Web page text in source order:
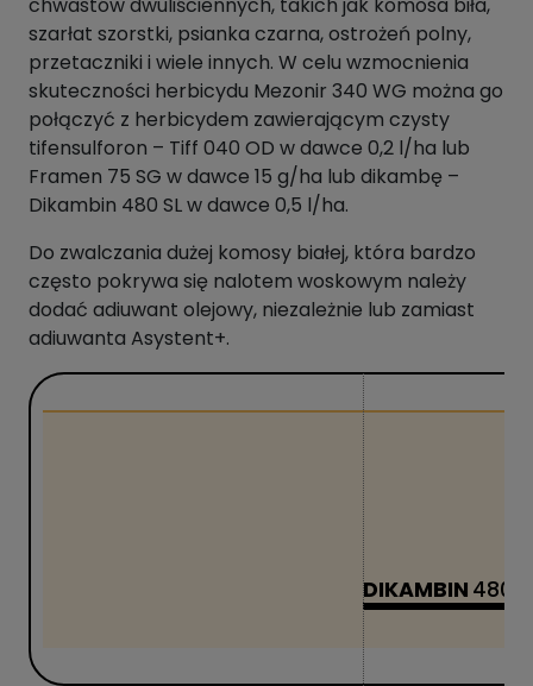
szarłat szorstki, psianka czarna, ostrożeń polny,
przetaczniki i wiele innych. W celu wzmocnienia
skuteczności herbicydu Mezonir 340 WG można go
połączyć z herbicydem zawierającym czysty
tifensulforon – Tiff 040 OD w dawce 0,2 l/ha lub
Framen 75 SG w dawce 15 g/ha lub dikambę –
Dikambin 480 SL w dawce 0,5 l/ha.
Do zwalczania dużej komosy białej, która bardzo
często pokrywa się nalotem woskowym należy
dodać adiuwant olejowy, niezależnie lub zamiast
adiuwanta Asystent+.
DIKAMBIN 480